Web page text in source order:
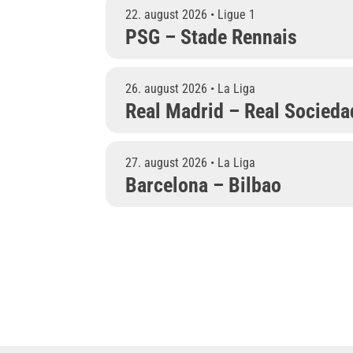
22. august 2026 • Ligue 1
PSG – Stade Rennais
26. august 2026 • La Liga
Real Madrid – Real
27. august 2026 • La Liga
Barcelona – Bilbao